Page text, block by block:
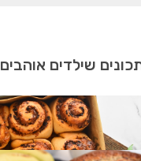
שילדים אוהבים